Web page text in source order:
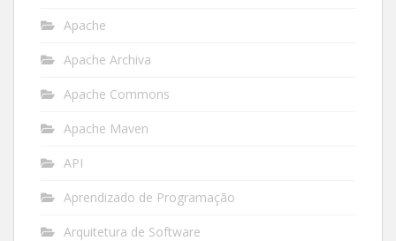
Apache
Apache Archiva
Apache Commons
Apache Maven
API
Aprendizado de Programação
Arquitetura de Software